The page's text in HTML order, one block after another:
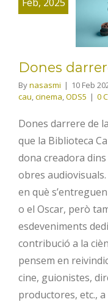
Dones
Bynasasmi | 10 Feb
cau,cinema,ODS5 | 0
Dones darrere de
que la Biblioteca
dona creadora
obres audiovisuals.
en què
o el Oscar, però
esdeveniments
contribució a la
pensem en
cine, guionistes,
productores, etc., a